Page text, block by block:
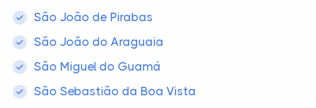
São João de Pirabas
São João do Araguaia
São Miguel do Guamá
São Sebastião da Boa Vista